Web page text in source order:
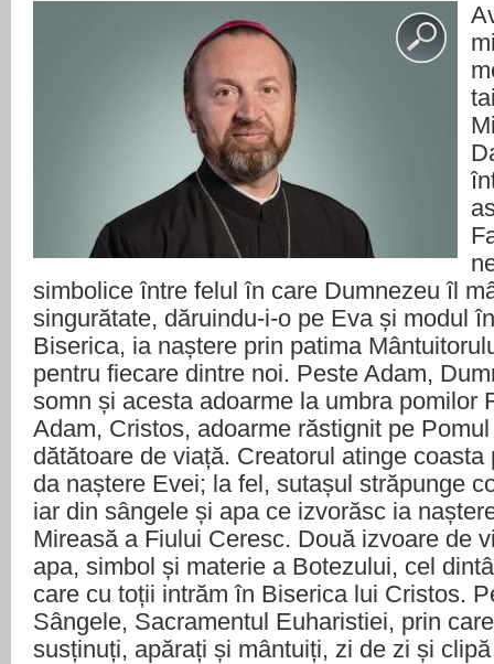
simbolice între felul în care Dumnezeu îl
singurătate, dăruindu-i-o pe Eva și modul
Biserica, ia naștere prin patima
pentru fiecare dintre noi. Peste Adam,
somn și acesta adoarme la umbra pomilor
Adam, Cristos, adoarme răstignit pe
dătătoare de viață. Creatorul atinge
da naștere Evei; la fel, sutașul străpunge
iar din sângele și apa ce izvorăsc ia
Mireasă a Fiului Ceresc. Două izvoare de
apa, simbol și materie a Botezului, cel
care cu toții intrăm în Biserica lui Cristos.
Sângele, Sacramentul Euharistiei, prin
susținuți, apărați și mântuiți, zi de zi și